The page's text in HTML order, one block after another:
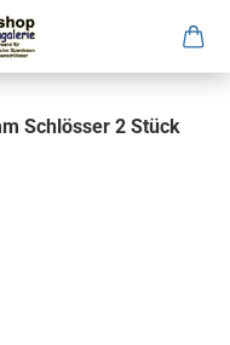
Schlösser 2 Stück